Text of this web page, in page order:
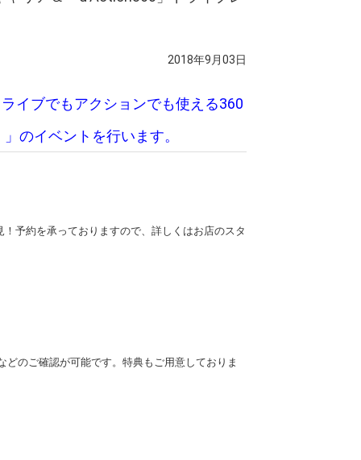
2018年9月03日
イブでもアクションでも使える360
のイベントを行います。
予約を承っておりますので、詳しくはお店のスタ
のご確認が可能です。特典もご用意しておりま